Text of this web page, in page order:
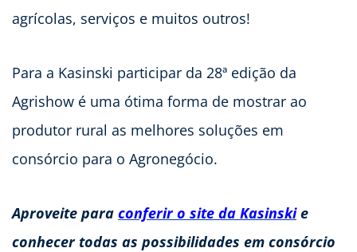
agrícolas, serviços e muitos outros!
Para a Kasinski participar da 28ª edição da
Agrishow é uma ótima forma de mostrar ao
produtor rural as melhores soluções em
consórcio para o Agronegócio.
Aproveite para conferir o site da Kasinskie
conhecer todas as possibilidades em consórcio